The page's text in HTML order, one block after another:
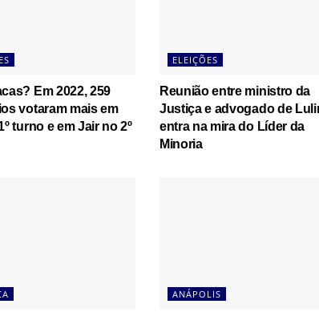
Em 2022, 259
votaram mais em
turno e em Jair no 2º
ELEIÇÕES
Reunião entre ministro da
Justiça e advogado de
entra na mira do Líder da
Minoria
ANÁPOLIS